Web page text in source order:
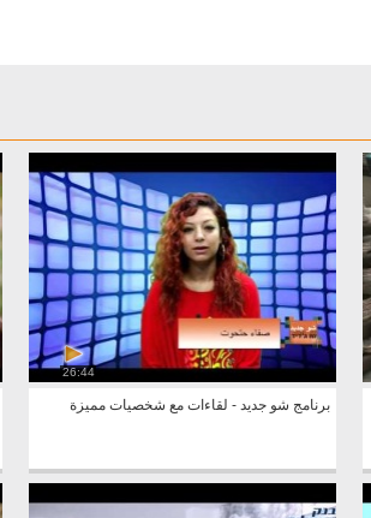
26:44
برنامج شو جديد - لقاءات مع شخصيات مميزة